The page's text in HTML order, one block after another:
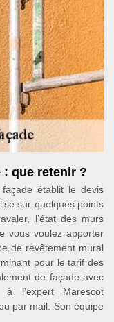
: que retenir ?
façade établit le devis
sur quelques points
l’état des murs
vous voulez apporter
de revêtement mural
pour le tarif des
de façade avec
l’expert Marescot
par mail. Son équipe